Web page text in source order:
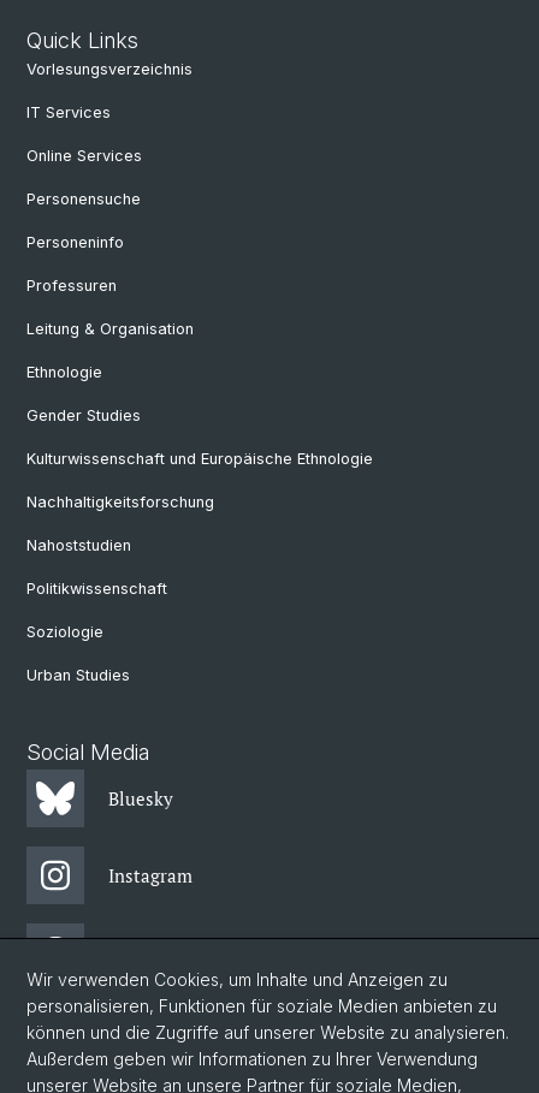
Quick Links
Vorlesungsverzeichnis
IT Services
Online Services
Personensuche
Personeninfo
Professuren
Leitung & Organisation
Ethnologie
Gender Studies
Kulturwissenschaft und Europäische Ethnologie
Nachhaltigkeitsforschung
Nahoststudien
Politikwissenschaft
Soziologie
Urban Studies
Social Media
Bluesky
Instagram
Facebook
Wir verwenden Cookies, um Inhalte und Anzeigen zu
personalisieren, Funktionen für soziale Medien anbieten zu
können und die Zugriffe auf unserer Website zu analysieren.
Außerdem geben wir Informationen zu Ihrer Verwendung
unserer Website an unsere Partner für soziale Medien,